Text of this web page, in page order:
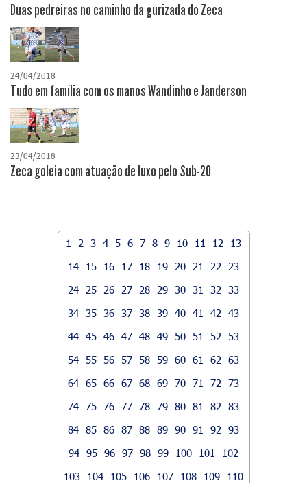
Duas pedreiras no caminho da gurizada do Zeca
24/04/2018
Tudo em família com os manos Wandinho e Janderson
23/04/2018
Zeca goleia com atuação de luxo pelo Sub-20
1 2 3 4 5 6 7 8 9 10 11 12
13
14
15 16 17 18 19 20 21 22
23
24
25 26 27 28 29 30 31 32
33
34 35 36 37 38 39 40 41 42
43
44 45 46 47 48 49 50 51 52
53
54 55 56 57 58 59 60 61 62
63
64 65 66 67 68 69 70 71 72
73
74 75 76 77 78 79 80 81 82
83
84 85 86 87 88 89 90 91 92
93
94 95 96 97 98 99 100 101
102
103
104 105 106 107 108 109
110